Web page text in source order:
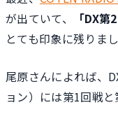
が出ていて、
「DX第
とても印象に残りまし
尾原さんによれば、
ョン）には第1回戦と